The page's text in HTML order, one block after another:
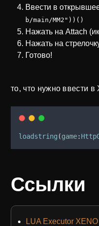
Ввести в
b/main/MM2"))()
Нажать на Attach
Нажать на
Готово!
то, что нужно ввести в
loadstring (game:
Ссылки
LUA Executor XENO